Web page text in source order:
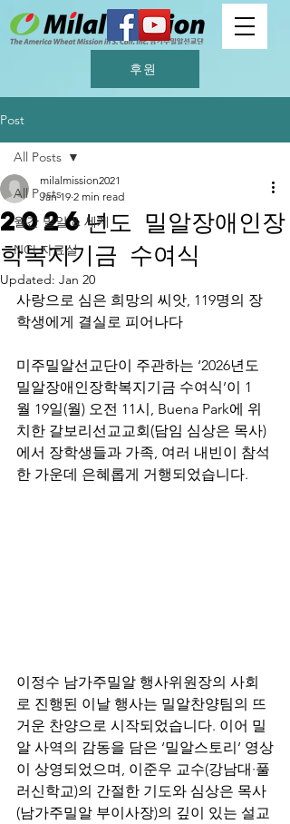
후원
Post
All Posts
월간 밀알 & 세계
NCI 자료실
All Posts
2026년도 밀알장애인장
학복지기금 수여식
milalmission2021
Jan 19 2 min read
Updated: Jan 20
사랑으로 심은 희망의 씨앗, 119명의 장
학생에게 결실로 피어나다
미주밀알선교단이 주관하는 ‘2026년도
밀알장애인장학복지기금 수여식’이 1
월 19일(월) 오전 11시, Buena Park에 위
치한 갈보리선교교회(담임 심상은 목사)
에서 장학생들과 가족, 여러 내빈이 참석
한 가운데 은혜롭게 거행되었습니다.
이정수 남가주밀알 행사위원장의 사회
로 진행된 이날 행사는 밀알찬양팀의 뜨
거운 찬양으로 시작되었습니다. 이어 밀
알 사역의 감동을 담은 ‘밀알스토리’ 영상
이 상영되었으며, 이준우 교수(강남대·풀
러신학교)의 간절한 기도와 심상은 목사
(남가주밀알 부이사장)의 깊이 있는 설교